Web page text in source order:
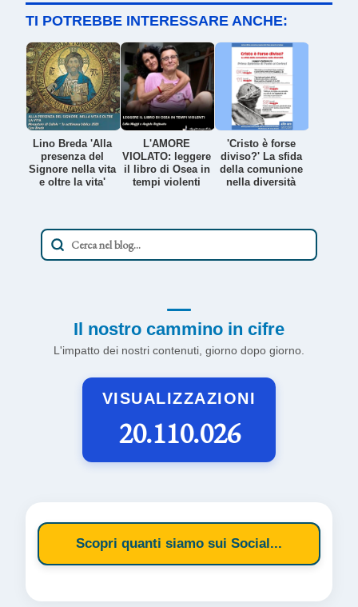
TI POTREBBE INTERESSARE ANCHE:
Lino Breda 'Alla
presenza del
Signore nella vita
e oltre la vita'
L'AMORE
VIOLATO: leggere
il libro di Osea in
tempi violenti
'Cristo è forse
diviso?' La sfida
della comunione
nella diversità
Il nostro cammino in cifre
L'impatto dei nostri contenuti, giorno dopo giorno.
VISUALIZZAZIONI
20.110.026
Scopri quanti siamo sui Social...